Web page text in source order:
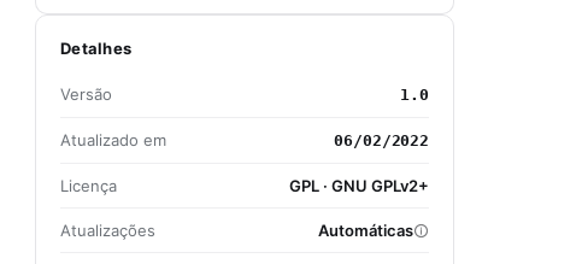
Detalhes
Versão 1.0
Atualizado em 06/02/2022
Licença GPL · GNU GPLv2+
Atualizações Automáticas